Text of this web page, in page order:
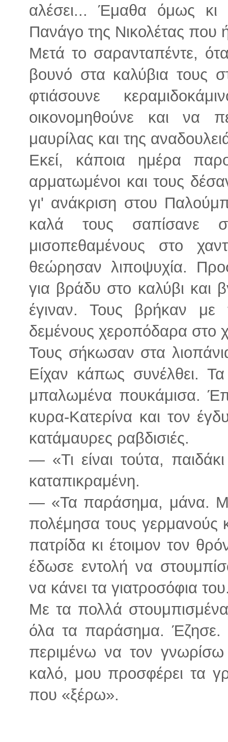
αλέσει... Έμαθα όμως
Πανάγο της Νικολέτας που
Μετά το σαρανταπέντε,
βουνό στα καλύβια τους
φτιάσουνε
οικονομηθούνε και να
μαυρίλας και της
Εκεί, κάποια ημέρα
αρματωμένοι και τους
γι' ανάκριση στου
καλά τους σαπίσανε
μισοπεθαμένους στο
θεώρησαν λιποψυχία.
για βράδυ στο καλύβι και
έγιναν. Τους βρήκαν με
δεμένους χεροπόδαρα στο
Τους σήκωσαν στα
Είχαν κάπως συνέλθει.
μπαλωμένα πουκάμισα.
κυρα-Κατερίνα και τον
κατάμαυρες ραβδισιές.
— «Τι είναι τούτα,
καταπικραμένη.
— «Τα παράσημα, μάνα.
πολέμησα τους γερμανούς
πατρίδα κι έτοιμον τον
έδωσε εντολή να
να κάνει τα γιατροσόφια
Με τα πολλά
όλα τα παράσημα. Έζησε.
περιμένω να τον
καλό, μου προσφέρει τα
που «ξέρω».